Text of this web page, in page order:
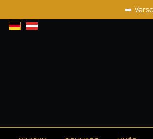
Zur Hauptnavigation springen
➡️